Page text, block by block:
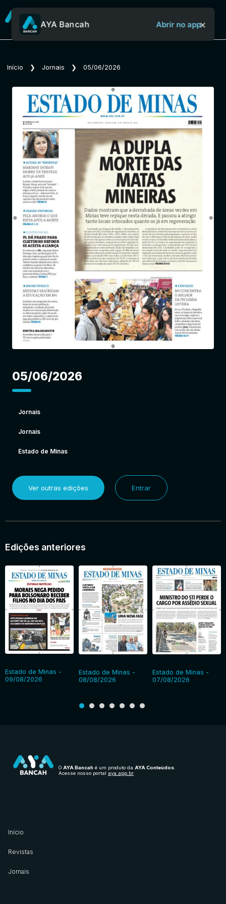
Sobre o Aya Bancah
Início
Revistas
Jornais
Notícias
Entrar
AYA Bancah Abrir no app×
Início ❯ Jornais ❯ 05/06/2026
05/06/2026
Jornais
Jornais
Estado de Minas
Ver outras edições Entrar
Edições anteriores
Estado de Minas -
09/08/2026
Estado de Minas -
08/08/2026
Estado de Minas -
07/08/2026
O AYA Bancah é um produto da AYA Conteúdos
Acesse nosso portal aya.app.br
Início
Revistas
Jornais